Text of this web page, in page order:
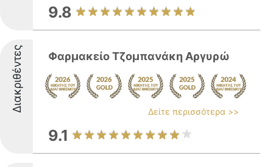
9.8
Διακριθέντες Φαρμακείο Τζομπανάκη Αργυρώ
Δείτε περισσότερα >>
9.1